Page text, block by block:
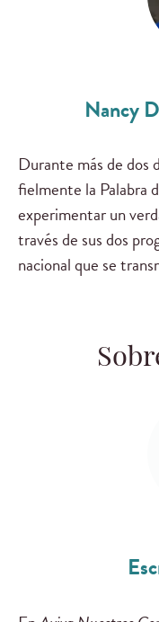
Nancy
Durante más de dos
fielmente la Palabra
experimentar un
través de sus dos
nacional que se